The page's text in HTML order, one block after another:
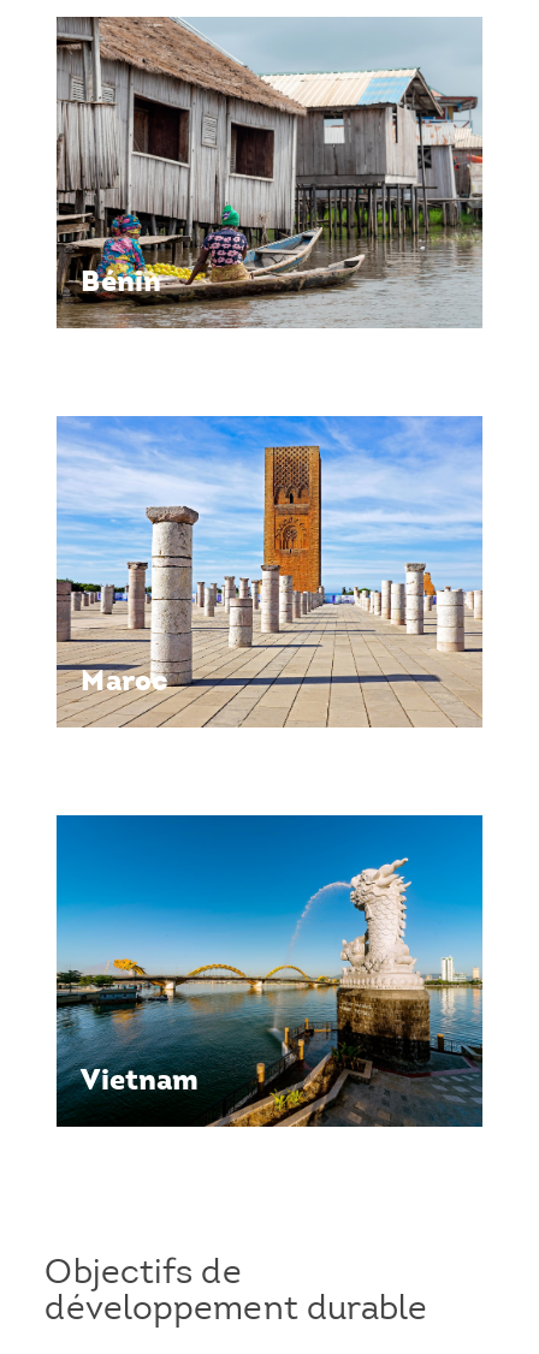
Bénin
Maroc
Vietnam
Objectifs de
développement durable